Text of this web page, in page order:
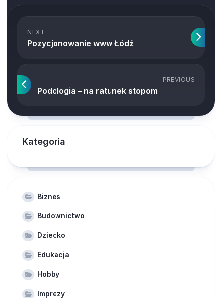
NEXT
Pozycjonowanie www Łódź
PREVIOUS
Podologia – na ratunek stopom
Kategoria
Biznes
Budownictwo
Dziecko
Edukacja
Hobby
Imprezy